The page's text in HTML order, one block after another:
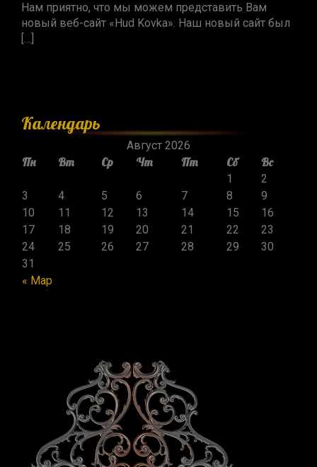
Нам приятно, что мы можем представить Вам
новый веб-сайт «Hud Kovka». Наш новый сайт был
[…]
Календарь
Август 2026
Пн Вт Ср Чт Пт Сб Вс
« Мар
1
2
3
4 5 6 7 8
9
10
11 12 13 14 15
16
17
18 19 20 21 22
23
24
25 26 27 28 29
30
31